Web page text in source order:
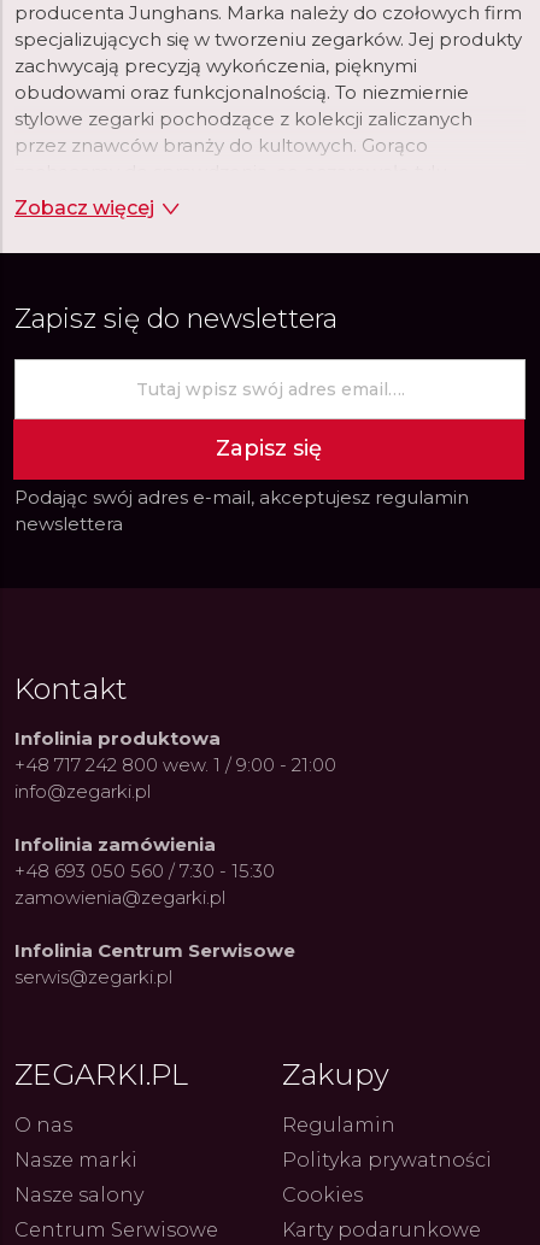
producenta Junghans. Marka należy do czołowych firm
specjalizujących się w tworzeniu zegarków. Jej produkty
zachwycają precyzją wykończenia, pięknymi
obudowami oraz funkcjonalnością. To niezmiernie
stylowe zegarki pochodzące z kolekcji zaliczanych
przez znawców branży do kultowych. Gorąco
wielbicieli uznanego producenta.
Zobacz więcej
Zapisz się do newslettera
Zapisz się
Podając swój adres e-mail, akceptujesz regulamin
newslettera
Kontakt
Infolinia produktowa
+48 717 242 800 wew. 1 / 9:00 - 21:00
info@zegarki.pl
Infolinia zamówienia
+48 693 050 560 / 7:30 - 15:30
zamowienia@zegarki.pl
Infolinia Centrum Serwisowe
serwis@zegarki.pl
ZEGARKI.PL
O nas
Nasze marki
Nasze salony
Centrum Serwisowe
Zakupy
Regulamin
Polityka prywatności
Cookies
Karty podarunkowe